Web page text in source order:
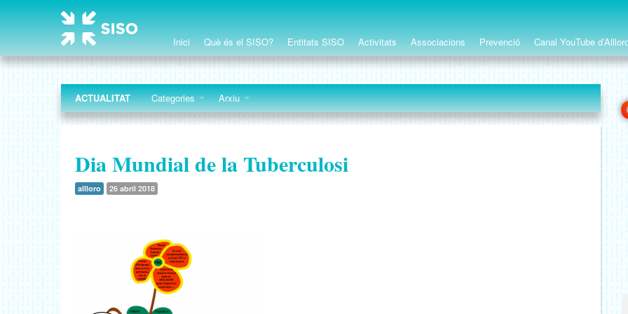
Inici Què és el SISO? Entitats SISO Activitats Associacions Prevenció Canal YouTube
ACTUALITAT Categories Arxiu
Dia Mundial de la Tuberculosi
allloro 26 abril 2018